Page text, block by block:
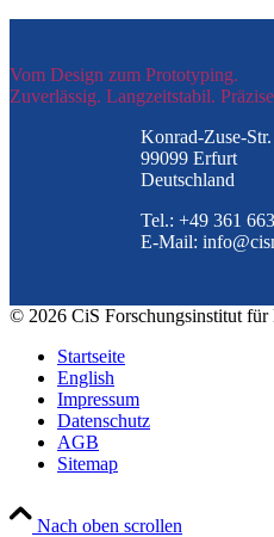
Vom Design zum Prototyping.
Zuverlässig. Langzeitstabil.
Konrad-Zuse-
99099 Erfurt
Deutschland
Tel.: +49 361
E-Mail:
© 2026 CiS Forschungsinstitut
Startseite
English
Impressum
Datenschutz
AGB
Sitemap
Nach oben scrollen